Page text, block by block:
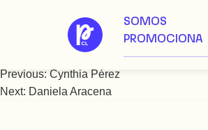
SOMOS
PROMOCIONA
Danica Vicelja
Navegación
Previous: Cynthia Pérez
Next: Daniela Aracena